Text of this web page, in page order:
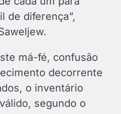
de diferença”,
má-fé, confusão
decorrente
o inventário
segundo o